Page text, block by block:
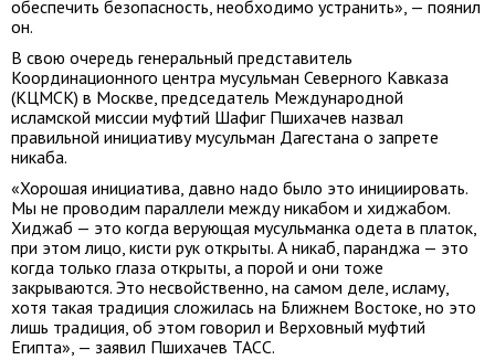
обеспечить безопасность, необходимо устранить», — поянил
он.
В свою очередь генеральный представитель
Координационного центра мусульман Северного Кавказа
(КЦМСК) в Москве, председатель Международной
исламской миссии муфтий Шафиг Пшихачев назвал
правильной инициативу мусульман Дагестана о запрете
никаба.
«Хорошая инициатива, давно надо было это инициировать.
Мы не проводим параллели между никабом и хиджабом.
Хиджаб — это когда верующая мусульманка одета в платок,
при этом лицо, кисти рук открыты. А никаб, паранджа — это
когда только глаза открыты, а порой и они тоже
закрываются. Это несвойственно, на самом деле, исламу,
хотя такая традиция сложилась на Ближнем Востоке, но это
лишь традиция, об этом говорил и Верховный муфтий
Египта», — заявил Пшихачев ТАСС.